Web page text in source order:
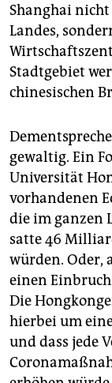
Shanghai
Landes,
Stadtgebiet
chinesischen
gewaltig. Ein
Universität
vorhandenen
die im ganzen
satte 46
würden. Oder,
einen Einbruch
Die
hierbei um
und dass jede